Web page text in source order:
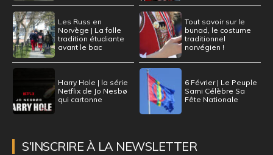
Les Russ en
Norvège | La folle
tradition étudiante
avant le bac
Tout savoir sur le
bunad, le costume
traditionnel
norvégien !
Harry Hole | la série
Netflix de Jo Nesbø
qui cartonne
6 Février | Le Peuple
Sami Célèbre Sa
Fête Nationale
S'INSCRIRE À LA NEWSLETTER